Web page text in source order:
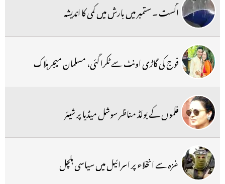
اگست ۔ ستمبر میں بارش میں کمی کا اندیشہ
فوج کی گاڑی اونٹ سے ٹکرا گئی، مسلمان میجر ہلاک
فلموں کے بولڈ مناظر سوشل میڈیا پر شیئر
غزہ سے انخلاء پر اسرائیل میں سیاسی ہلچل